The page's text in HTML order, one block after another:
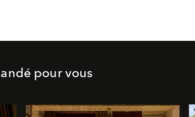
pour vous